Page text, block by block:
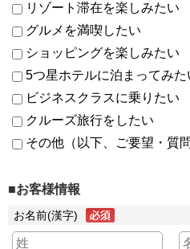
リゾート滞在を楽しみたい
グルメを満喫したい
ショッピングを楽しみたい
5つ星ホテルに泊まってみた
ビジネスクラスに乗りたい
クルーズ旅行をしたい
その他（以下、ご要望・質
■お客様情報
お名前(漢字)